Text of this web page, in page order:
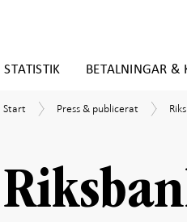
direkt
innehåll
STATISTIK BETALNINGAR &
till
Start
Start
Press
Press & publicerat